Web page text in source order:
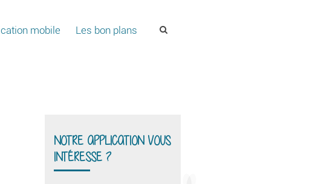
mobile Les bon plans
NOTRE APPLICATION VOUS
INTÉRESSE ?